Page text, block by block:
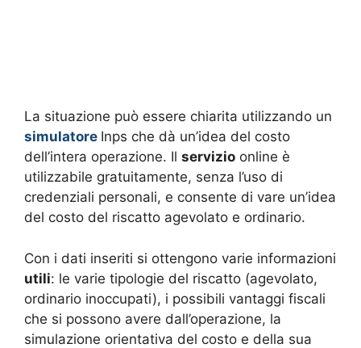
La situazione può essere chiarita utilizzando un
simulatore Inps che dà un’idea del costo
dell’intera operazione. Il servizio online è
utilizzabile gratuitamente, senza l’uso di
credenziali personali, e consente di vare un’idea
del costo del riscatto agevolato e ordinario.
Con i dati inseriti si ottengono varie informazioni
utili: le varie tipologie del riscatto (agevolato,
ordinario inoccupati), i possibili vantaggi fiscali
che si possono avere dall’operazione, la
simulazione orientativa del costo e della sua